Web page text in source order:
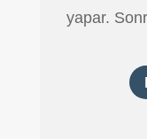
yapar.